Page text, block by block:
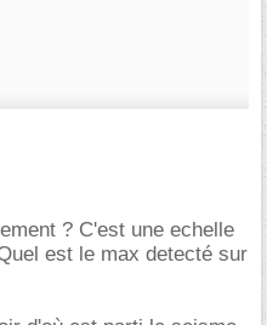
? C'est une echelle
est le max detecté sur